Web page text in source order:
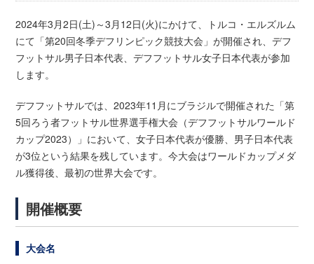
2024年3月2日(土)～3月12日(火)にかけて、トルコ・エルズルム
にて「第20回冬季デフリンピック競技大会」が開催され、デフ
フットサル男子日本代表、デフフットサル女子日本代表が参加
します。
デフフットサルでは、2023年11月にブラジルで開催された「第
5回ろう者フットサル世界選手権大会（デフフットサルワールド
カップ2023）」において、女子日本代表が優勝、男子日本代表
が3位という結果を残しています。今大会はワールドカップメダ
ル獲得後、最初の世界大会です。
開催概要
大会名